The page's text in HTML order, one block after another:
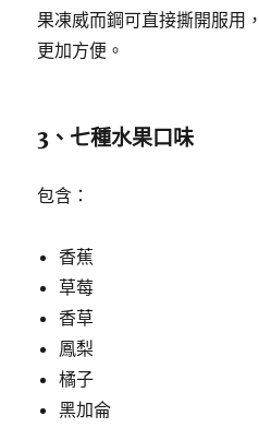
果凍威而鋼可直接撕開服用
更加方便。
3、七種水果口味
包含：
香蕉
草莓
香草
鳳梨
橘子
黑加侖